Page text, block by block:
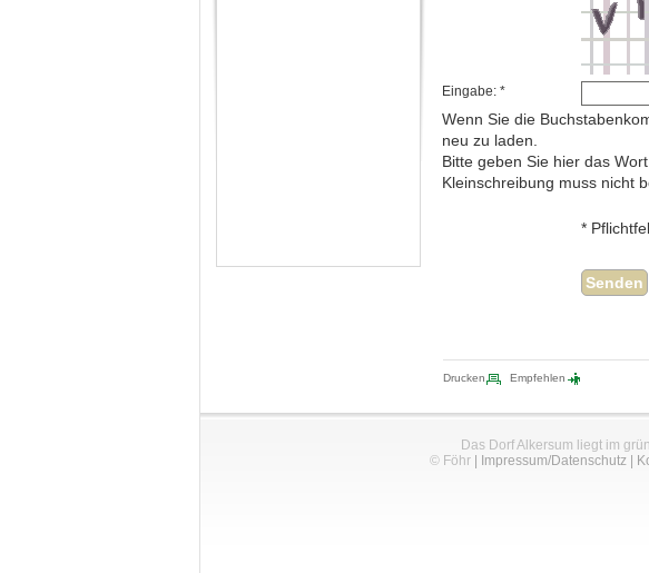
Eingabe: *
Wenn Sie die
neu zu laden.
Bitte geben Sie hier das
Kleinschreibung muss nicht
*
Drucken Empfehlen
Das Dorf Alkersum liegt im
© Föhr| Impressum/Datenschutz|